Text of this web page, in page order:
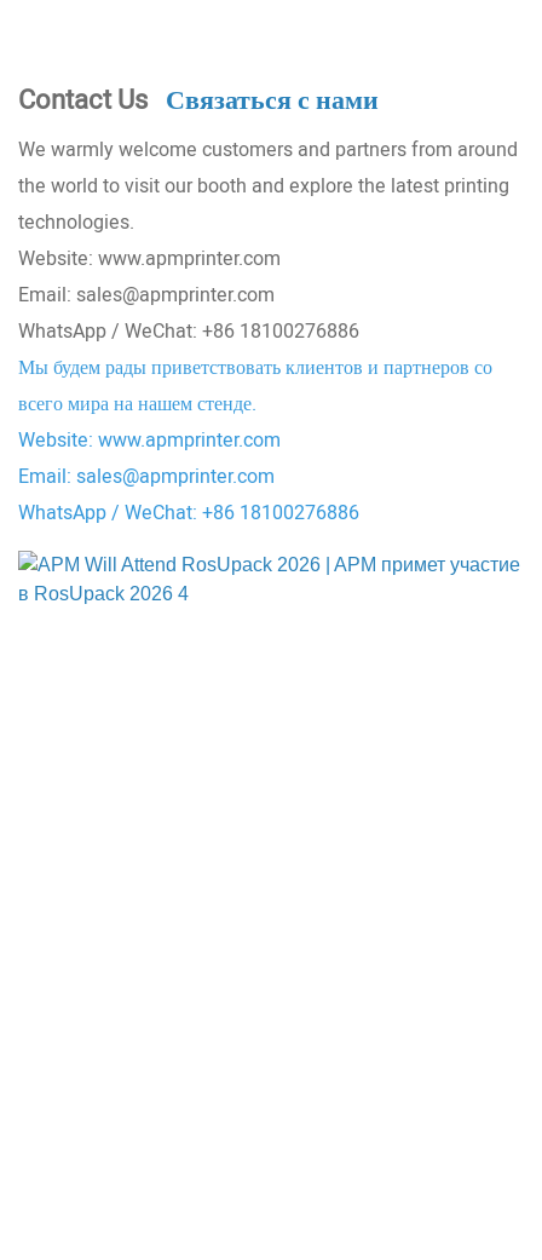
Contact Us Связаться с нами
We warmly welcome customers and partners from around
the world to visit our booth and explore the latest printing
technologies.
Website: www.apmprinter.com
Email: sales@apmprinter.com
WhatsApp / WeChat: +86 18100276886
Мы будем рады приветствовать клиентов и партнеров со
всего мира на нашем стенде.
Website: www.apmprinter.com
Email: sales@apmprinter.com
WhatsApp / WeChat: +86 18100276886